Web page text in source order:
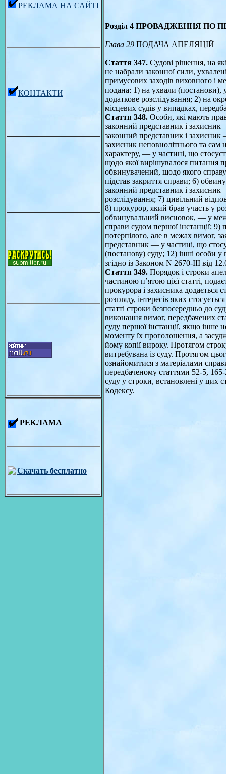
РЕКЛАМА НА САЙТІ
КОНТАКТИ
РЕКЛАМА
Скачать бесплатно
Розділ 4 ПРОВАДЖЕННЯ ПО
Глава 29 ПОДАЧА АПЕЛЯЦІЙ
Стаття 347. Судові рішення, на
не набрали законної сили,
примусових заходів виховного і
подана: 1) на ухвали (постанови),
додаткове розслідування; 2) на
місцевих судів у випадках,
Стаття 348. Особи, які мають
законний представник і захисник
законний представник і захисник
захисник неповнолітнього та сам
характеру, — у частині, що
щодо якої вирішувалося питання
обвинувачений, щодо якого
підстав закриття справи; 6)
законний представник і захисник
розслідування; 7) цивільний
8) прокурор, який брав участь у
обвинувальний висновок, — у
справи судом першої інстанції; 9)
потерпілого, але в межах вимог,
представник — у частині, що
(постанову) суду; 12) інші особи
згідно із Законом N 2670-III від
Стаття 349. Порядок і строки
частиною п’ятою цієї статті,
прокурора і захисника додається
розгляду, інтересів яких
статті строки безпосередньо до
виконання вимог, передбачених
суду першої інстанції, якщо інше
моменту їх проголошення, а
йому копії вироку. Протягом
витребувана із суду. Протягом
ознайомитися з матеріалами
передбаченому статтями 52-5,
суду у строки, встановлені у цих
Кодексу.